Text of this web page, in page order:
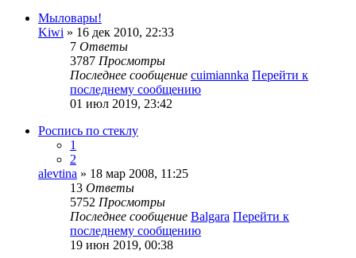
Мыловары!
Kiwi » 16 дек 2010, 22:33
7 Ответы
3787 Просмотры
Последнее сообщение cuimiannka Перейти к
последнему сообщению
01 июл 2019, 23:42
Роспись по стеклу
1
2
alevtina » 18 мар 2008, 11:25
13 Ответы
5752 Просмотры
Последнее сообщение Balgara Перейти к
последнему сообщению
19 июн 2019, 00:38